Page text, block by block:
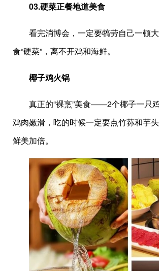
03.硬菜正餐地道美食
看完消博会，一定要犒劳自己一顿
食“硬菜”，离不开鸡和海鲜。
椰子鸡火锅
真正的“裸烹”美食——2个椰子一只
鸡肉嫩滑，吃的时候一定要点竹荪和芋
鲜美加倍。